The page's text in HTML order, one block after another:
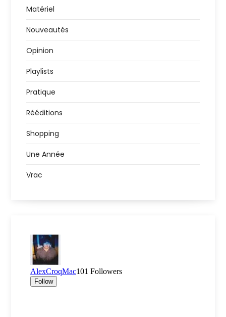
Matériel
Nouveautés
Opinion
Playlists
Pratique
Rééditions
Shopping
Une Année
Vrac